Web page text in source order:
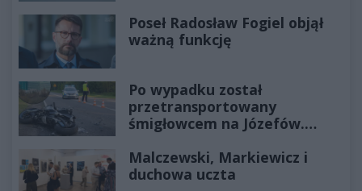
Poseł Radosław Fogiel objął
ważną funkcję
Po wypadku został
przetransportowany
śmigłowcem na Józefów.
Malczewski, Markiewicz i
duchowa uczta